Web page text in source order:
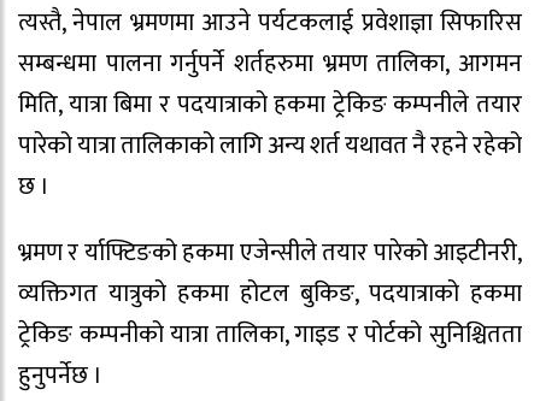
त्यस्तै, नेपाल भ्रमणमा आउने पर्यटकलाई प्रवेशाज्ञा सिफारिस
सम्बन्धमा पालना गर्नुपर्ने शर्तहरुमा भ्रमण तालिका, आगमन
मिति, यात्रा बिमा र पदयात्राको हकमा ट्रेकिङ कम्पनीले तयार
पारेको यात्रा तालिकाको लागि अन्य शर्त यथावत नै रहने रहेको
छ ।
भ्रमण र र्याफ्टिङको हकमा एजेन्सीले तयार पारेको आइटीनरी,
व्यक्तिगत यात्रुको हकमा होटल बुकिङ, पदयात्राको हकमा
ट्रेकिङ कम्पनीको यात्रा तालिका, गाइड र पोर्टको सुनिश्चितता
हुनुपर्नेछ ।